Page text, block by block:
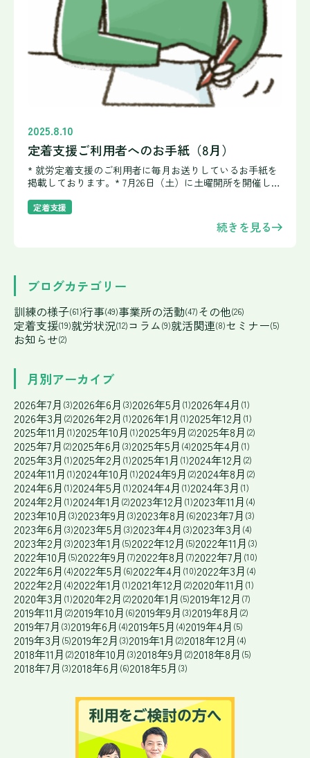
2025.8.10
定着支援ご利用者へのお手紙（8月）
* 就労定着支援のご利用者に毎月お送りしているお手紙を
掲載しております。* 7月26日（土）に土曜開所を開催しま
り体験を行いました。今年度は「モール人形」を作成しま
定着支援
続きを見る
ブログカテゴリー
訓練の様子(61)行事(49)事業所の活動(47)その他(26)
定着支援(19)就労状況(12)コラム(9)就活関連(8)セミナー(5)
お知らせ(2)
月別アーカイブ
2026年7月 (3)2026年6月 (3)2026年5月 (1)2026年4月 (1)
2026年3月 (2)2026年2月 (1)2026年1月 (1)2025年12月 (1)
2025年11月 (1)2025年10月 (1)2025年9月 (2)2025年8月 (2)
2025年7月 (2)2025年6月 (3)2025年5月 (4)2025年4月 (1)
2025年3月 (1)2025年2月 (1)2025年1月 (1)2024年12月 (2)
2024年11月 (1)2024年10月 (1)2024年9月 (2)2024年8月 (2)
2024年6月 (1)2024年5月 (1)2024年4月 (1)2024年3月 (1)
2024年2月 (1)2024年1月 (2)2023年12月 (1)2023年11月 (4)
2023年10月 (3)2023年9月 (3)2023年8月 (6)2023年7月 (3)
2023年6月 (3)2023年5月 (3)2023年4月 (3)2023年3月 (4)
2023年2月 (3)2023年1月 (5)2022年12月 (5)2022年11月 (3)
2022年10月 (5)2022年9月 (7)2022年8月 (7)2022年7月 (10)
2022年6月 (4)2022年5月 (6)2022年4月 (10)2022年3月 (4)
2022年2月 (4)2022年1月 (1)2021年12月 (2)2020年11月 (1)
2020年3月 (1)2020年2月 (2)2020年1月 (5)2019年12月 (7)
2019年11月 (2)2019年10月 (6)2019年9月 (3)2019年8月 (2)
2019年7月 (3)2019年6月 (4)2019年5月 (4)2019年4月 (5)
2019年3月 (5)2019年2月 (3)2019年1月 (2)2018年12月 (4)
2018年11月 (2)2018年10月 (3)2018年9月 (2)2018年8月 (5)
2018年7月 (3)2018年6月 (6)2018年5月 (3)